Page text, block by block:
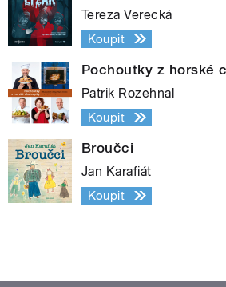
Tereza Verecká
Koupit
Pochoutky z horské
Patrik Rozehnal
Koupit
Broučci
Jan Karafiát
Koupit